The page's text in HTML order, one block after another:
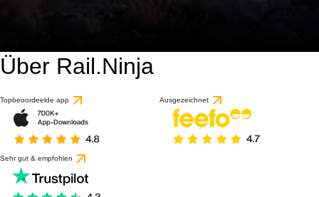
Über Rail.Ninja
Topbeoordeelde app Ausgezeichnet
Sehr gut & empfohlen